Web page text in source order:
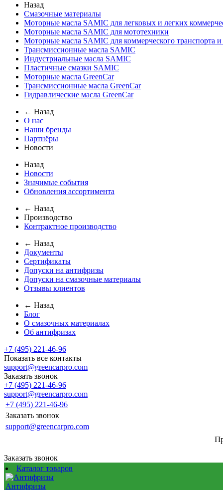
Назад
Смазочные материалы
Моторные масла SAMIC для легковых и легких
Моторные масла SAMIC для мототехники
Моторные масла SAMIC для коммерческого транспорта
Трансмиссионные масла SAMIC
Индустриальные масла SAMIC
Пластичные смазки SAMIC
Моторные масла GreenCar
Трансмиссионные масла GreenCar
Гидравлические масла GreenCar
← Назад
О нас
Наши бренды
Партнёры
Новости
Назад
Новости
Значимые события
Обновления ассортимента
← Назад
Производство
Контрактное производство
← Назад
Документы
Сертификаты
Допуски на антифризы
Допуски на смазочные материалы
Отзывы клиентов
← Назад
Блог
О смазочных материалах
Об антифризах
+7 (495) 221-46-96
Показать все контакты
support@greencarpro.com
Заказать звонок
+7 (495) 221-46-96
support@greencarpro.com
+7 (495) 221-46-96
Заказать звонок
support@greencarpro.com
Заказать звонок
Каталог товаров
Антифризы